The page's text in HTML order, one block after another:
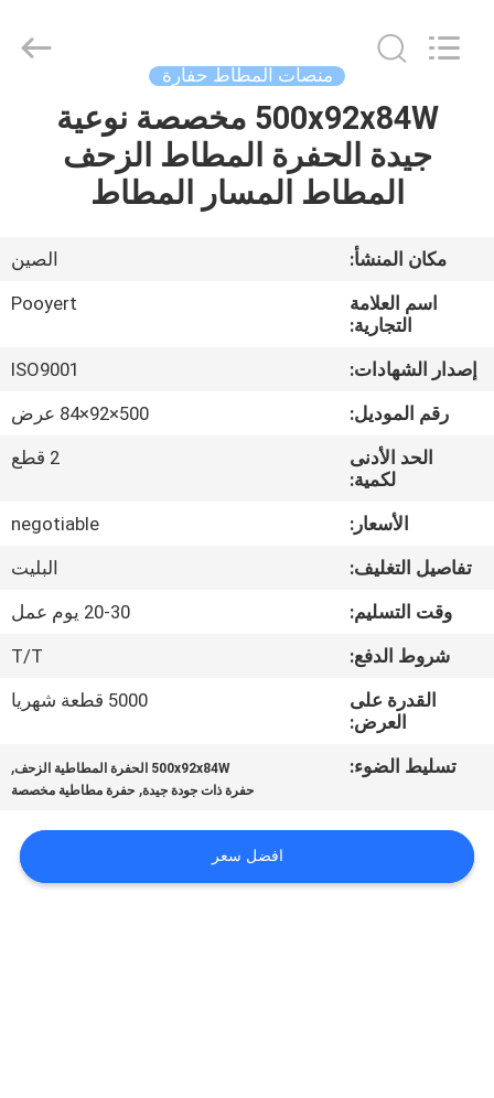
الصفحة
الرئيسية
معلومات
جولة
مراقبة
الجودة
اتصل
اطلب
NEWS
منصات المطاط حفارة
500x92x84W مخصصة نوعية
جيدة الحفرة المطاط الزحف
المطاط المسار المطاط
مكان المنشأ:
الصين
اسم العلامة
التجارية:
Pooyert
إصدار الشهادات:
ISO9001
رقم الموديل:
500×92×84 عرض
الحد الأدنى
لكمية:
2 قطع
الأسعار:
negotiable
تفاصيل التغليف:
البليت
وقت التسليم:
20-30 يوم عمل
شروط الدفع:
T/T
القدرة على
العرض:
5000 قطعة شهريا
تسليط الضوء: 500x92x84W الحفرة المطاطية الزحف ,
حفرة ذات جودة جيدة, حفرة مطاطية مخصصة
افضل سعر